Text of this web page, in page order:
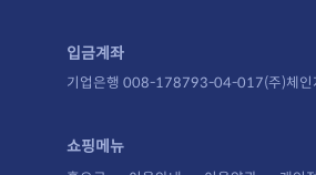
입금계좌
기업은행 008-178793-04-017(주)체인
쇼핑메뉴